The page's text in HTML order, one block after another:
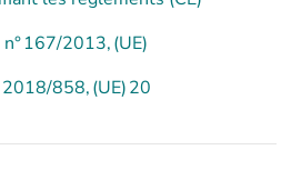
167/2013, (UE)
858, (UE) 20